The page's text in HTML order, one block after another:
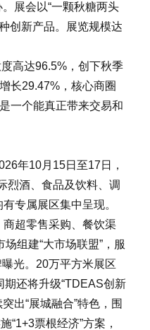
展会以“一颗秋糖两头
创新产品。展览规模达
高达96.5%，创下秋季
长29.47%，核心商圈
一个能真正带来交易和
年10月15日至17日，
烈酒、食品及饮料、调
专属展区集中呈现。
超零售采购、餐饮渠
组建“大市场联盟”，服
光。20万平方米展区
还将升级“TDEAS创新
出“展城融合”特色，围
“1+3票根经济”方案，